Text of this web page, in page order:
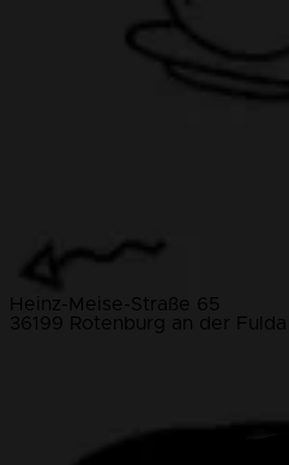
Heinz-Meise-Straße 65
36199 Rotenburg an der Fulda